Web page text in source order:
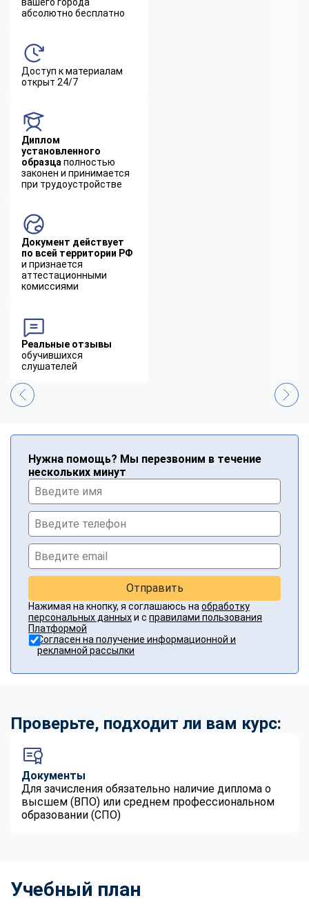
абсолютно бесплатно
Доступ к материалам
открыт 24/7
Диплом
установленного
образца полностью
законен и принимается
при трудоустройстве
Документ действует
по всей территории РФ
и признается
аттестационными
комиссиями
Реальные отзывы
обучившихся
слушателей
Нужна помощь? Мы перезвоним в течение
нескольких минут
Отправить
Нажимая на кнопку, я соглашаюсь на обработку
персональных данныхи с правилами пользования
Платформой
Согласен на получение информационной и
рекламной рассылки
Проверьте, подходит ли вам курс:
Документы
Для зачисления обязательно наличие диплома о
высшем (ВПО) или среднем профессиональном
образовании (СПО)
Учебный план